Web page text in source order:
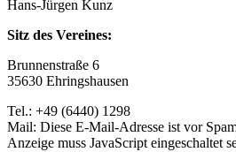
Hans-Jürgen Kunz
Sitz des Vereines:
Brunnenstraße 6
35630 Ehringshausen
Tel.: +49 (6440) 1298
Mail: Diese E-Mail-Adresse ist vor
Anzeige muss JavaScript eingeschaltet